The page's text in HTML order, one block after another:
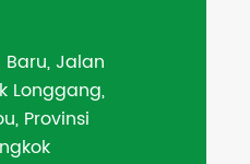
Baru, Jalan
Longgang,
Provinsi